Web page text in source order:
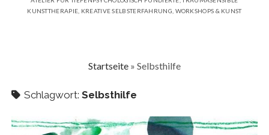
KONTAKT
KUNSTTHERAPIE, KREATIVE SELBSTERFAHRUNG, WORKSHOPS & KUNST
Startseite » Selbsthilfe
Schlagwort: Selbsthilfe